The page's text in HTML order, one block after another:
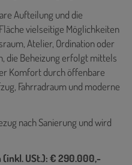
Aufteilung und die
vielseitige Möglichkeiten
Atelier, Ordination oder
die Beheizung erfolgt mittels
Komfort durch öffenbare
Fahrradraum und moderne
nach Sanierung und wird
USt.): € 290.000,-